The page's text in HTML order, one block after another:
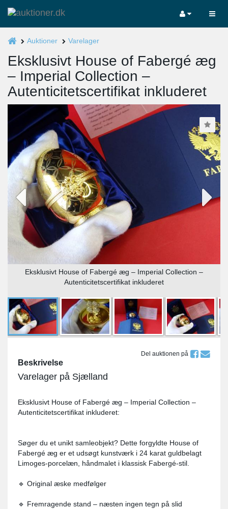
Auktioner Varelager
Eksklusivt House of Fabergé æg
– Imperial Collection –
Autenticitetscertifikat inkluderet
Eksklusivt House of Fabergé æg – Imperial Collection –
Autenticitetscertifikat inkluderet
Del auktionen på
Beskrivelse
Varelager på Sjælland
Eksklusivt House of Fabergé æg – Imperial Collection –
Autenticitetscertifikat inkluderet:
Søger du et unikt samleobjekt? Dette forgyldte House of
Fabergé æg er et udsøgt kunstværk i 24 karat guldbelagt
Limoges-porcelæn, håndmalet i klassisk Fabergé-stil.
🔹 Original æske medfølger
🔹 Fremragende stand – næsten ingen tegn på slid